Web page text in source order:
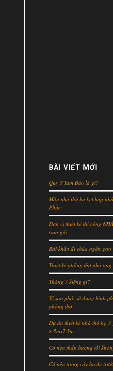
BÀI VIẾT MỚI
Quy Y Tam Bảo là gì?
Mẫu nhà thờ họ kết hợp
Phúc
Đơn vị thiết kế thi công
trọn gói
Bài khấn đi chùa ngắn gọn
Thiết kế phòng thờ nhà ống
Tháng 7 kiêng gì?
Vì sao phải sử dụng bình
phòng thờ
Dự án thiết kế nhà thờ họ 3
8.5mx7.5m
Có nên thắp hương tối
Có nên trồng cây bồ đề